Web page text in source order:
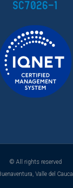
© All rights reserved
Valle del Cauca